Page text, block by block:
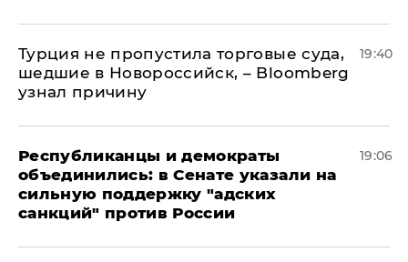
Турция не пропустила торговые суда,
шедшие в Новороссийск, – Bloomberg
узнал причину
19:40
Республиканцы и демократы
объединились: в Сенате указали на
сильную поддержку "адских
санкций" против России
19:06